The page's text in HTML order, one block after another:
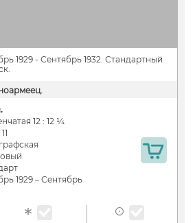
1929 - Сентябрь 1932. Стандартный
12 : 12 ¼
1929 – Сентябрь